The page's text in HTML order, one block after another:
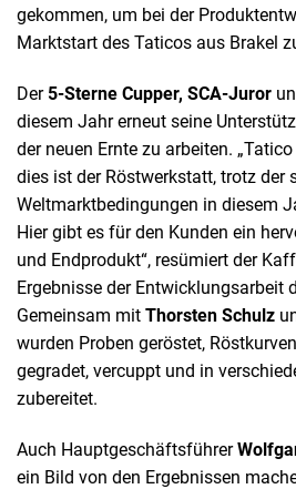
gekommen, um bei der
Marktstart des Taticos aus Brakel
Der 5-Sterne Cupper, SCA-Juror
diesem Jahr erneut seine
der neuen Ernte zu arbeiten.
dies ist der Röstwerkstatt, trotz der
Weltmarktbedingungen in diesem
Hier gibt es für den Kunden ein
und Endprodukt“, resümiert der
Ergebnisse der Entwicklungsarbeit
Gemeinsam mit Thorsten Schulz
wurden Proben geröstet,
gegradet, vercuppt und in
zubereitet.
Auch Hauptgeschäftsführer
ein Bild von den Ergebnissen